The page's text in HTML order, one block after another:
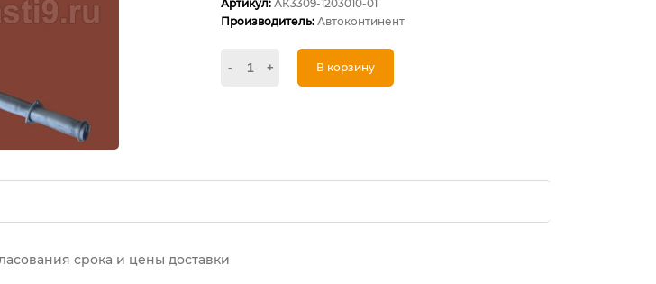
Артикул:АК3309-1203010-01
Производитель:Автоконтинент
- + В корзину
срока и цены доставки